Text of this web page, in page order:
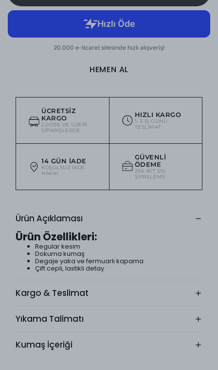
HEMEN AL
ÜCRETSIZ
KARGO
2.000₺ VE ÜZERI
SIPARIŞLERDE
HIZLI KARGO
1–3 IŞ GÜNÜ
TESLIMAT
14 GÜN İADE
KOŞULSUZ IADE
HAKKI
GÜVENLI
ÖDEME
256-BIT SSL
ŞIFRELEME
Ürün Açıklaması
Ürün Özellikleri:
Regular kesim
Dokuma kumaş
Degaje yaka ve fermuarlı kapama
Çift cepli, lastikli detay
Kargo & Teslimat
Yıkama Talimatı
Kumaş İçeriği